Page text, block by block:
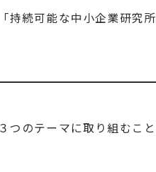
続可能な中小企業研究
つのテーマに取り組むこ